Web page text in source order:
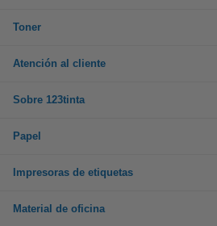
Toner
Atención al cliente
Sobre 123tinta
Papel
Impresoras de etiquetas
Material de oficina